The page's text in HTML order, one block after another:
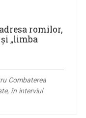
romilor,
„limba
Combaterea
în interviul